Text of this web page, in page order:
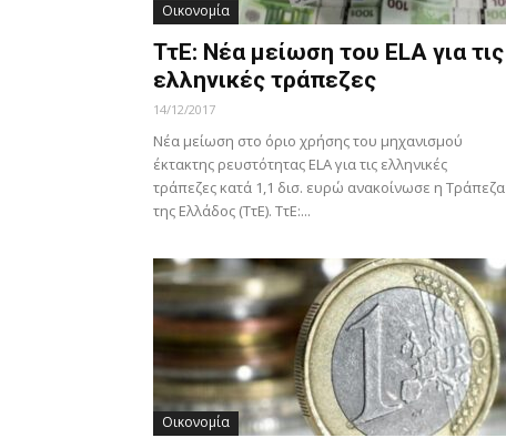
Οικονομία
ΤτΕ: Νέα μείωση του ELA για τις
ελληνικές τράπεζες
14/12/2017
Νέα μείωση στο όριο χρήσης του μηχανισμού
έκτακτης ρευστότητας ELA για τις ελληνικές
τράπεζες κατά 1,1 δισ. ευρώ ανακοίνωσε η Τράπεζα
της Ελλάδος (ΤτΕ). ΤτΕ:...
Οικονομία